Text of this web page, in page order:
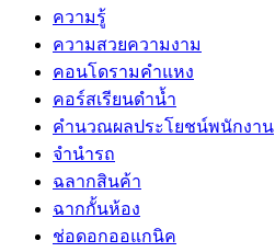
ความรู้
ความสวยความงาม
คอนโดรามคำแหง
คอร์สเรียนดำน้ำ
คำนวณผลประโยชน์พนักงาน
จำนำรถ
ฉลากสินค้า
ฉากกั้นห้อง
ช่อดอกออแกนิค